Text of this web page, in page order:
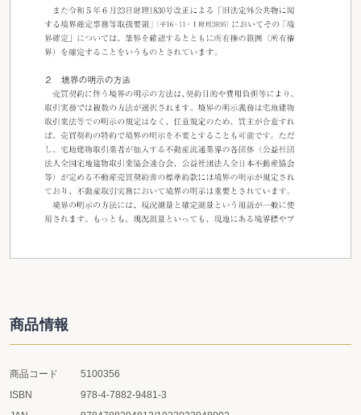
商品情報
商品コード
5100356
ISBN
978-4-7882-9481-3